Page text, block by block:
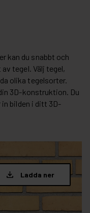
kan du snabbt och
tegel. Välj tegel,
olika tegelsorter.
3D-konstruktion. Du
in bilden i ditt 3D-